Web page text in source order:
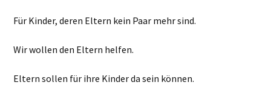
Für Kinder, deren Eltern kein Paar mehr sind.
Wir wollen den Eltern helfen.
Eltern sollen für ihre Kinder da sein können.